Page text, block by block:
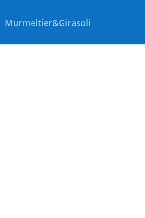
Murmeltier&Girasoli